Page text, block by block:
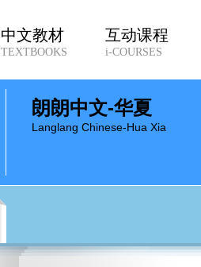
中文教材
TEXTBOOKS
互动课程
i-COURSES
朗朗中文-华夏
Langlang Chinese-Hua Xia